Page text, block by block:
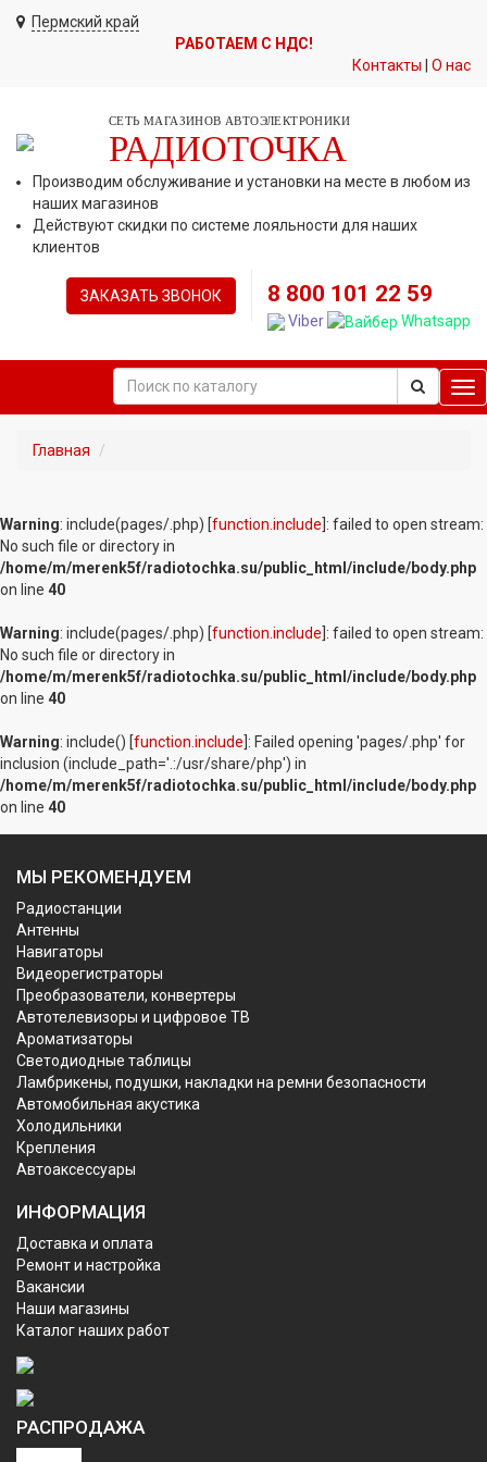
Пермский край
РАБОТАЕМ С НДС!
Контакты
О нас
СЕТЬ МАГАЗИНОВ АВТОЭЛЕКТРОНИКИ
РАДИОТОЧКА
Производим обслуживание и установки на месте в любом из
наших магазинов
Действуют скидки по системе лояльности для наших
клиентов
ЗАКАЗАТЬ ЗВОНОК 8 800 101 22 59
Viber Whatsapp
Главная
Warning: include(pages/.php) [function.include ]: failed to open stream:
No such file or directory in
/home/m/merenk5f/radiotochka.su/public_html/include/body.php
on line 40
Warning: include(pages/.php) [function.include ]: failed to open stream:
No such file or directory in
/home/m/merenk5f/radiotochka.su/public_html/include/body.php
on line 40
Warning: include() [function.include ]: Failed opening 'pages/.php' for
inclusion (include_path='.:/usr/share/php') in
/home/m/merenk5f/radiotochka.su/public_html/include/body.php
on line 40
МЫ РЕКОМЕНДУЕМ
Радиостанции
Антенны
Навигаторы
Видеорегистраторы
Преобразователи, конвертеры
Автотелевизоры и цифровое ТВ
Ароматизаторы
Светодиодные таблицы
Ламбрикены, подушки, накладки на ремни безопасности
Автомобильная акустика
Холодильники
Крепления
Автоаксессуары
ИНФОРМАЦИЯ
Доставка и оплата
Ремонт и настройка
Вакансии
Наши магазины
Каталог наших работ
РАСПРОДАЖА